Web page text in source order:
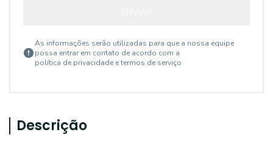
As informações serão utilizadas para que a nossa equipe
possa entrar em contato de acordo com a
política de privacidade e termos de serviço
Descrição